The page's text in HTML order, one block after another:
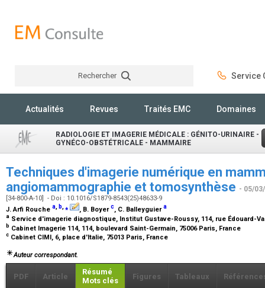
Rechercher Service
Actualités Revues Traités EMC Domaines
RADIOLOGIE ET IMAGERIE MÉDICALE : GÉNITO-URINAIRE -
GYNÉCO-OBSTÉTRICALE - MAMMAIRE
Techniques d'imagerie numérique en
angiomammographie et tomosynthèse - 05/
[34-800-A-10] - Doi : 10.1016/S1879-8543(25)48633-9
J. Arfi Rouche a, b,⁎ , B. Boyerc, C. Balleyguiera
a Service d'imagerie diagnostique, Institut Gustave-Roussy, 114, rue Édouard-
b Cabinet Imagerie 114, 114, boulevard Saint-Germain, 75006 Paris, France
c Cabinet CIMI, 6, place d'Italie, 75013 Paris, France
Auteur correspondant.
PDF Article
Résumé
Mots clés
Figures Tableaux